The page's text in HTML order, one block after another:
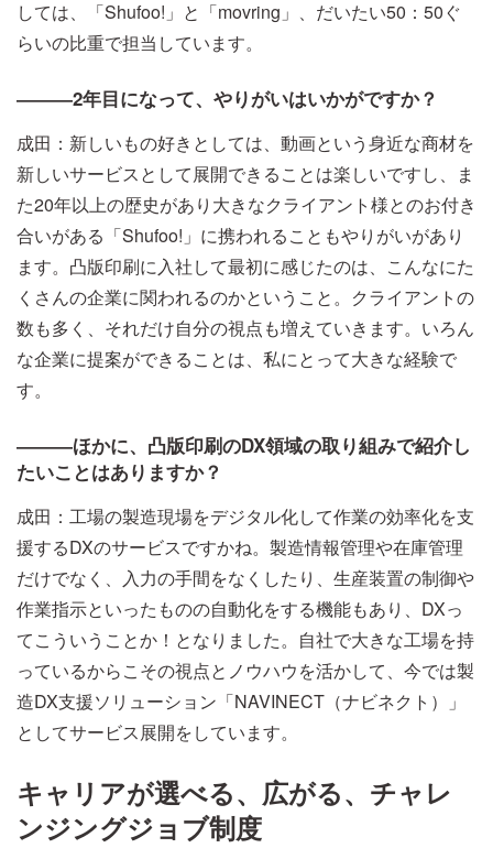
しては、「Shufoo!」と「movring」、だいたい50：50ぐ
らいの比重で担当しています。
―――2年目になって、やりがいはいかがですか？
成田：新しいもの好きとしては、動画という身近な商材を
新しいサービスとして展開できることは楽しいですし、ま
た20年以上の歴史があり大きなクライアント様とのお付き
合いがある「Shufoo!」に携われることもやりがいがあり
ます。凸版印刷に入社して最初に感じたのは、こんなにた
くさんの企業に関われるのかということ。クライアントの
数も多く、それだけ自分の視点も増えていきます。いろん
な企業に提案ができることは、私にとって大きな経験で
す。
―――ほかに、凸版印刷のDX領域の取り組みで紹介し
たいことはありますか？
成田：工場の製造現場をデジタル化して作業の効率化を支
援するDXのサービスですかね。製造情報管理や在庫管理
だけでなく、入力の手間をなくしたり、生産装置の制御や
作業指示といったものの自動化をする機能もあり、DXっ
てこういうことか！となりました。自社で大きな工場を持
っているからこその視点とノウハウを活かして、今では製
造DX支援ソリューション「NAVINECT（ナビネクト）」
としてサービス展開をしています。
キャリアが選べる、広がる、チャレ
ンジングジョブ制度